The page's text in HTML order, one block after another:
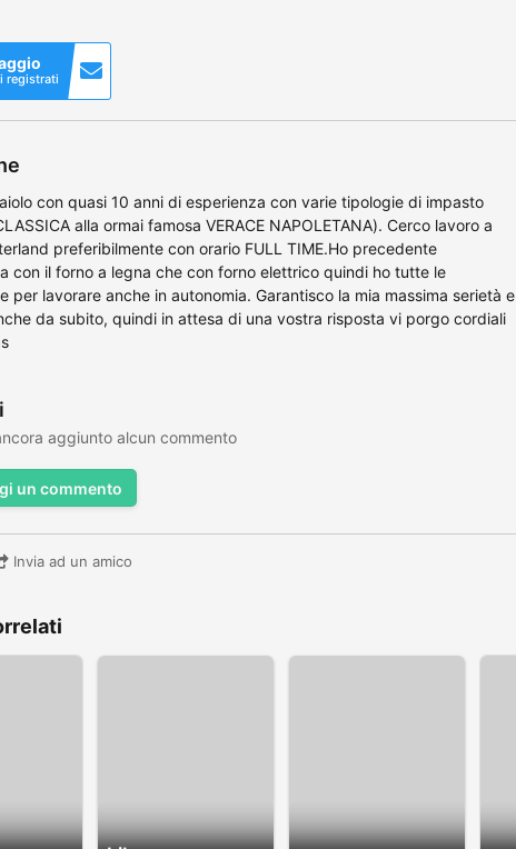
registrati
con quasi 10 anni di esperienza con varie tipologie di impasto
alla ormai famosa VERACE NAPOLETANA). Cerco lavoro a
preferibilmente con orario FULL TIME.Ho precedente
con il forno a legna che con forno elettrico quindi ho tutte le
per lavorare anche in autonomia. Garantisco la mia massima serietà e
da subito, quindi in attesa di una vostra risposta vi porgo cordiali
aggiunto alcun commento
un commento
Invia ad un amico